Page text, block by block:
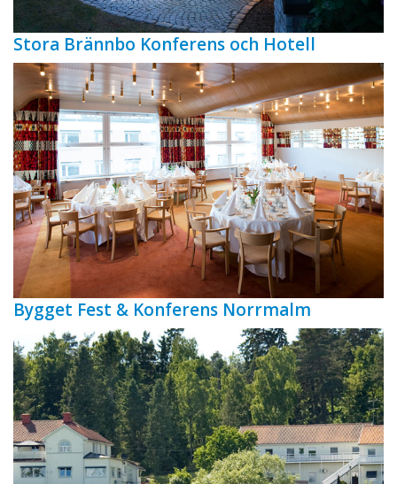
Stora Brännbo Konferens och Hotell
Bygget Fest & Konferens Norrmalm